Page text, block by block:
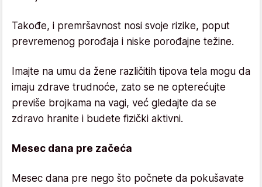
Takođe, i premršavnost nosi svoje rizike, poput
prevremenog porođaja i niske porođajne težine.
Imajte na umu da žene različitih tipova tela mogu da
imaju zdrave trudnoće, zato se ne opterećujte
previše brojkama na vagi, već gledajte da se
zdravo hranite i budete fizički aktivni.
Mesec dana pre začeća
Mesec dana pre nego što počnete da pokušavate